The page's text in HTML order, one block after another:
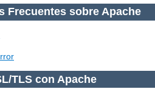
Frecuentes sobre Apache
TLS con Apache